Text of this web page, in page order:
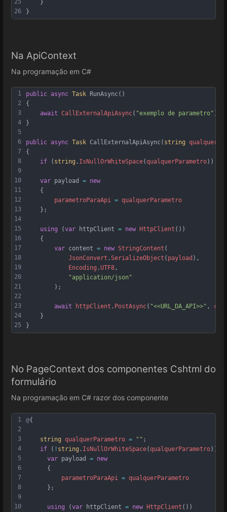
25
26
    }
}
Na ApiContext
Na programação em C#
1
2
3
4
5
6
7
8
9
10
11
12
13
14
15
16
17
18
19
20
21
22
23
24
25
public async Task RunAsync()
{
await CallExternalApiAsync( "exemplo de parametro" );
}
public async Task CallExternalApiAsync( string
{
if ( string . IsNullOrWhiteSpace(qualquerParametro))
var payload = new
    {
parametroParaApi = qualquerParametro
    };
using (var httpClient = new HttpClient ())
    {
var content = new StringContent (
JsonConvert .SerializeObject ( payload ),
Encoding .UTF8,
"application/json"
        );
await httpClient . PostAsync( "<<URL_DA_API>>" ,
    }
}
No PageContext dos componentes Cshtml do
formulário
Na programação em C# razor dos componente
1
2
3
4
5
6
7
8
9
10
@{
string qualquerParametro = "" ;
if ( ! string . IsNullOrWhiteSpace(qualquerParametro)){
var payload = new
      {
parametroParaApi = qualquerParametro
      };
using (var httpClient = new HttpClient ())